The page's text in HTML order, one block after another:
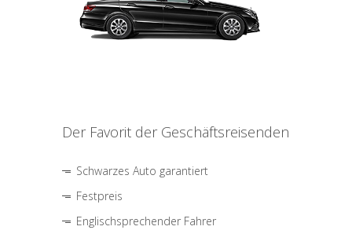
Der Favorit der Geschäftsreisenden
Schwarzes Auto garantiert
Festpreis
Englischsprechender Fahrer